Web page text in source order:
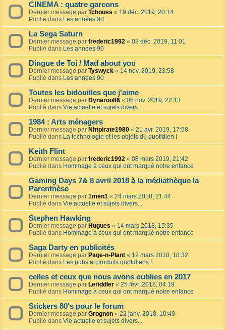
CINEMA : quatre garcons
Dernier message par Tchouss « 19 déc. 2019, 20:14
Publié dans Les années 90
La Sega Saturn
Dernier message par frederic1992 « 03 déc. 2019, 11:01
Publié dans Les années 90
Dingue de Toi / Mad about you
Dernier message par Tyswyck « 14 nov. 2019, 23:58
Publié dans Les années 90
Toutes les bidouilles que j'aime
Dernier message par Dynaroo86 « 06 nov. 2019, 22:13
Publié dans Vie actuelle et sujets divers...
1984 : Arts ménagers
Dernier message par Nhtpirate1980 « 21 avr. 2019, 17:58
Publié dans La technologie et les objets du quotidien !
Keith Flint
Dernier message par frederic1992 « 08 mars 2019, 21:42
Publié dans Hommage à ceux qui ont marqué notre enfance
Gaming Days 7& 8 avril 2018 à la médiathèque la
Parenthèse
Dernier message par 1men1 « 24 mars 2018, 21:44
Publié dans Vie actuelle et sujets divers...
Stephen Hawking
Dernier message par Hugues « 14 mars 2018, 15:35
Publié dans Hommage à ceux qui ont marqué notre enfance
Saga Darty en publicités
Dernier message par Page-n-Plant « 12 mars 2018, 18:32
Publié dans Les pubs et produits quotidiens !
celles et ceux que nous avons oublies en 2017
Dernier message par Leriddler « 25 févr. 2018, 04:19
Publié dans Hommage à ceux qui ont marqué notre enfance
Stickers 80's pour le forum
Dernier message par Grognon « 22 janv. 2018, 10:49
Publié dans Vie actuelle et sujets divers...